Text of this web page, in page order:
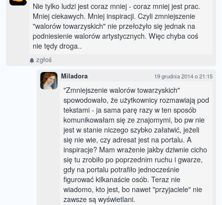
Nie tylko ludzi jest coraz mniej - coraz mniej jest prac.
Mniej ciekawych. Mniej inspiracji. Czyli zmniejszenie
"walorów towarzyskich" nie przełożyło się jednak na
podniesienie walorów artystycznych. Więc chyba coś
nie tędy droga..
zgłoś
Miladora 19 grudnia 2014 o 21:15
"Zmniejszenie walorów towarzyskich"
spowodowało, że użytkownicy rozmawiają pod
tekstami - ja sama parę razy w ten sposób
komunikowałam się ze znajomymi, bo pw nie
jest w stanie niczego szybko załatwić, jeżeli
się nie wie, czy adresat jest na portalu. A
inspiracje? Mam wrażenie jakby dziwnie cicho
się tu zrobiło po poprzednim ruchu i gwarze,
gdy na portalu potrafiło jednocześnie
figurować kilkanaście osób. Teraz nie
wiadomo, kto jest, bo nawet "przyjaciele" nie
zawsze są wyświetlani.